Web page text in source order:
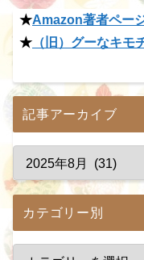
★Amazon著者ペー
★ （旧）グーなキモ
記事アーカイブ
カテゴリー別